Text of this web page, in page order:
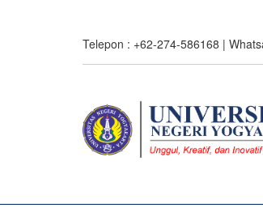
Telepon : +62-274-586168 |
0%